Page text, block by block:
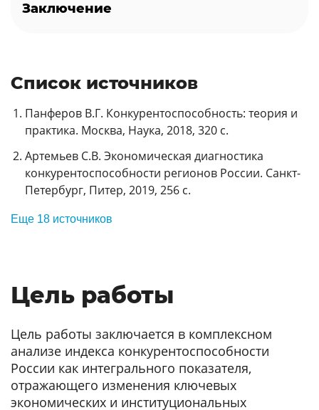
Заключение
Список источников
Панферов В.Г. Конкурентоспособность: теория и
практика. Москва, Наука, 2018, 320 с.
Артемьев С.В. Экономическая диагностика
конкурентоспособности регионов России. Санкт-
Петербург, Питер, 2019, 256 с.
Еще 18 источников
Цель работы
Цель работы заключается в комплексном
анализе индекса конкурентоспособности
России как интегрального показателя,
отражающего изменения ключевых
экономических и институциональных